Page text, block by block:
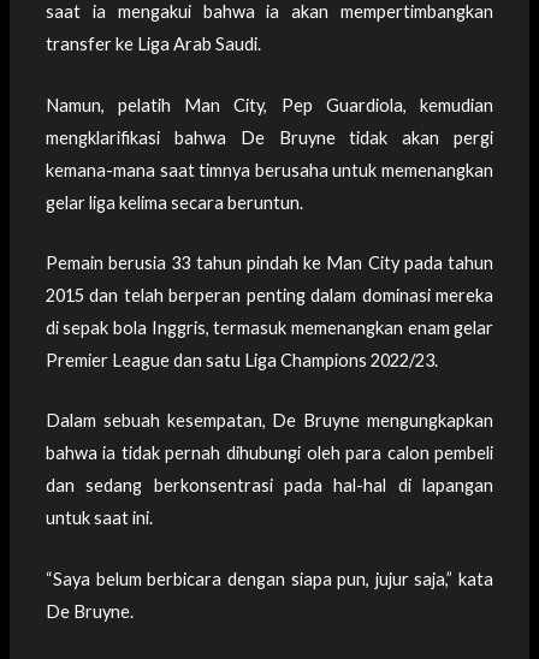
saat ia mengakui bahwa ia akan mempertimbangkan
transfer ke Liga Arab Saudi.
Namun, pelatih Man City, Pep Guardiola, kemudian
mengklarifikasi bahwa De Bruyne tidak akan pergi
kemana-mana saat timnya berusaha untuk memenangkan
gelar liga kelima secara beruntun.
Pemain berusia 33 tahun pindah ke Man City pada tahun
2015 dan telah berperan penting dalam dominasi mereka
di sepak bola Inggris, termasuk memenangkan enam gelar
Premier League dan satu Liga Champions 2022/23.
Dalam sebuah kesempatan, De Bruyne mengungkapkan
bahwa ia tidak pernah dihubungi oleh para calon pembeli
dan sedang berkonsentrasi pada hal-hal di lapangan
untuk saat ini.
“Saya belum berbicara dengan siapa pun, jujur saja,” kata
De Bruyne.